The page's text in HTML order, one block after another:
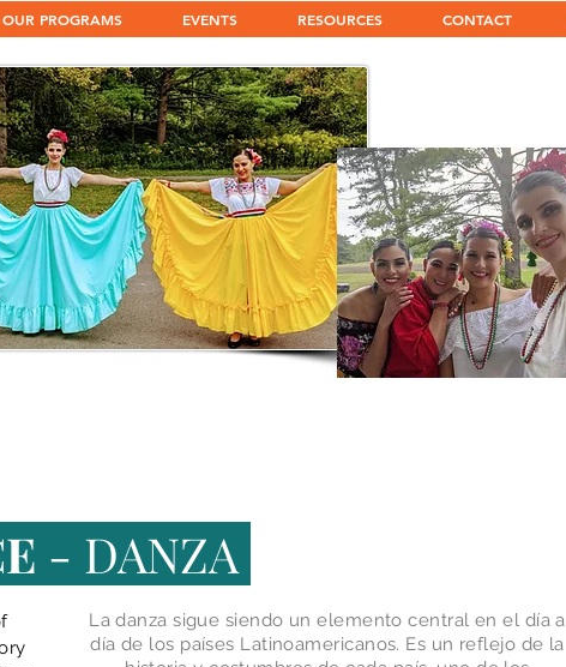
OUR PROGRAMS EVENTS RESOURCES CONTACT
- DANZA
La danza sigue siendo un elemento central en el día a
día de los países Latinoamericanos. Es un reflejo de la